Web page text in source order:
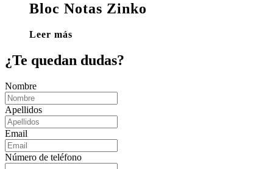
Bloc Notas Zinko
Leer más
¿Te quedan dudas?
Nombre
Apellidos
Email
Número de teléfono